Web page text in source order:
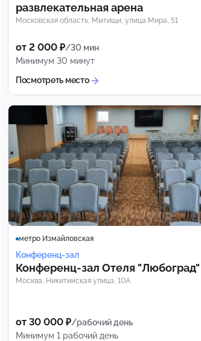
развлекательная арена
Московская область, Мытищи, улица Мира, 51
от 2 000 ₽/30 мин
Минимум 30 минут
Посмотреть место
метро Измайловская
Конференц-зал
Конференц‑зал Отеля "Любоград"
Москва, Никитинская улица, 10А
от 30 000 ₽/рабочий день
Минимум 1 рабочий день